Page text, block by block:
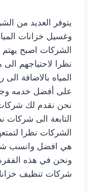
يتوفر العديد من
وغسيل خزانات
الشركات اصبح يهتم
نظرا لاحتياجهم
المياه بالاضافة
على أفضل خدمه
نحن نقدم لك
التابعة الى
الشركات نظرا
هي افضل وانسب
ونحن في هذه
شركات تنظيف